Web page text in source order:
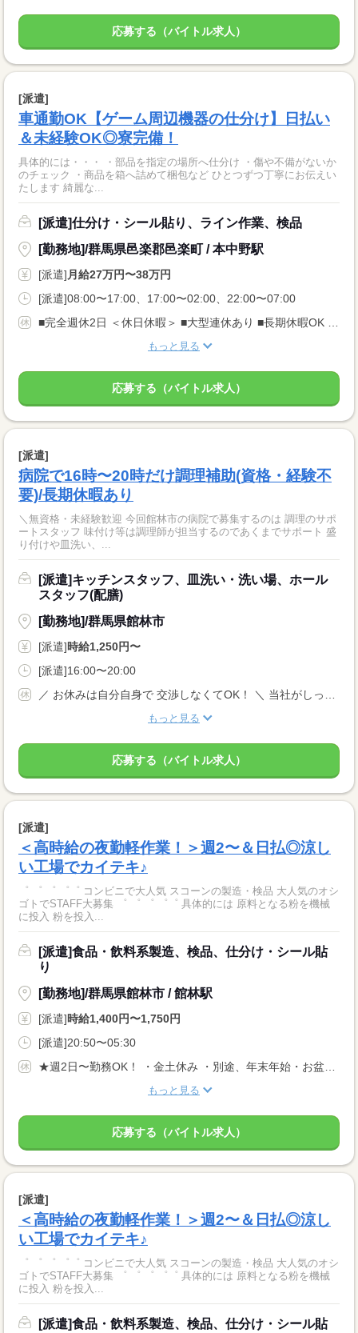
応募する（バイトル求人）
[派遣]
車通勤OK【ゲーム周辺機器の仕分け】日払い
＆未経験OK◎寮完備！
具体的には・・・ ・部品を指定の場所へ仕分け ・傷や不備がないか
のチェック ・商品を箱へ詰めて梱包など ひとつずつ丁寧にお伝えい
たします 綺麗な...
[派遣]仕分け・シール貼り、ライン作業、検品
[勤務地]/群馬県邑楽郡邑楽町 / 本中野駅
[派遣]月給27万円〜38万円
[派遣]08:00〜17:00、17:00〜02:00、22:00〜07:00
■完全週休2日 ＜休日休暇＞ ■大型連休あり ■長期休暇OK ■ご家庭都合のお休み調整OK ■産休・育休取得実績あり
もっと見る
応募する（バイトル求人）
[派遣]
病院で16時〜20時だけ調理補助(資格・経験不
要)/長期休暇あり
＼無資格・未経験歓迎 今回館林市の病院で募集するのは 調理のサポ
ートスタッフ 味付け等は調理師が担当するのであくまでサポート 盛
り付けや皿洗い、...
[派遣]キッチンスタッフ、皿洗い・洗い場、ホール
スタッフ(配膳)
[勤務地]/群馬県館林市
[派遣]時給1,250円〜
[派遣]16:00〜20:00
／ お休みは自分自身で 交渉しなくてOK！ ＼ 当社がしっかりサポートします◎ 【土日祝休み】 ＊有給休暇 長期休暇あり 年間休日120日以上 完全週休2日制
もっと見る
応募する（バイトル求人）
[派遣]
＜高時給の夜勤軽作業！＞週2〜＆日払◎涼し
い工場でカイテキ♪
゜ ゜ ゜ ゜゜ コンビニで大人気 スコーンの製造・検品 大人気のオシ
ゴトでSTAFF大募集 ゜ ゜ ゜ ゜゜ 具体的には 原料となる粉を機械
に投入 粉を投入...
[派遣]食品・飲料系製造、検品、仕分け・シール貼
り
[勤務地]/群馬県館林市 / 館林駅
[派遣]時給1,400円〜1,750円
[派遣]20:50〜05:30
★週2日〜勤務OK！ ・金土休み ・別途、年末年始・お盆・GWのお休みあり
もっと見る
応募する（バイトル求人）
[派遣]
＜高時給の夜勤軽作業！＞週2〜＆日払◎涼し
い工場でカイテキ♪
゜ ゜ ゜ ゜゜ コンビニで大人気 スコーンの製造・検品 大人気のオシ
ゴトでSTAFF大募集 ゜ ゜ ゜ ゜゜ 具体的には 原料となる粉を機械
に投入 粉を投入...
[派遣]食品・飲料系製造、検品、仕分け・シール貼